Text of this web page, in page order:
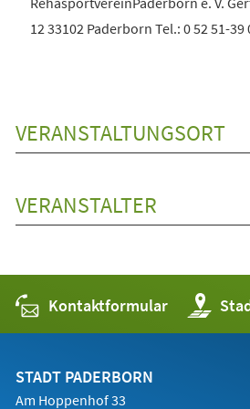
12 33102 Paderborn Tel.: 0 52 51-39
VERANSTALTUNGSORT
VERANSTALTER
Kontaktformular (Öffnet
in
einem
STADT PADERBORN
Am Hoppenhof 33